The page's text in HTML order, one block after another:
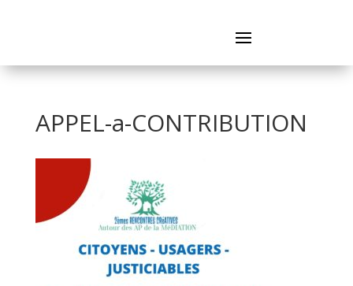
APPEL-a-CONTRIBUTION